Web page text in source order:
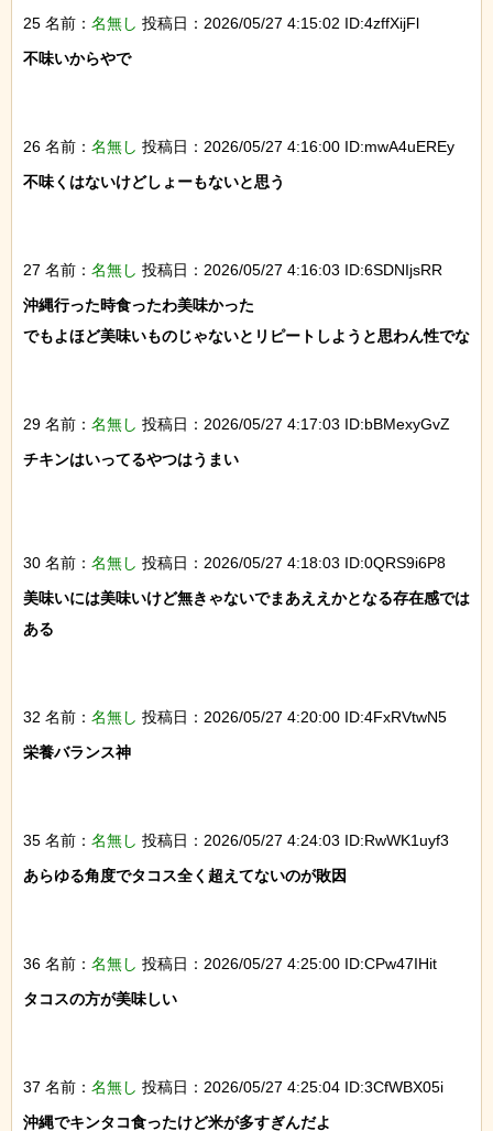
25 名前： 名無し 投稿日：2026/05/27 4:15:02 ID:4zffXijFl
不味いからやで
26 名前： 名無し 投稿日：2026/05/27 4:16:00 ID:mwA4uEREy
不味くはないけどしょーもないと思う
27 名前： 名無し 投稿日：2026/05/27 4:16:03 ID:6SDNIjsRR
沖縄行った時食ったわ美味かった
でもよほど美味いものじゃないとリピートしようと思わん性でな
29 名前： 名無し 投稿日：2026/05/27 4:17:03 ID:bBMexyGvZ
チキンはいってるやつはうまい
30 名前： 名無し 投稿日：2026/05/27 4:18:03 ID:0QRS9i6P8
美味いには美味いけど無きゃないでまあええかとなる存在感では
ある
32 名前： 名無し 投稿日：2026/05/27 4:20:00 ID:4FxRVtwN5
栄養バランス神
35 名前： 名無し 投稿日：2026/05/27 4:24:03 ID:RwWK1uyf3
あらゆる角度でタコス全く超えてないのが敗因
36 名前： 名無し 投稿日：2026/05/27 4:25:00 ID:CPw47IHit
タコスの方が美味しい
37 名前： 名無し 投稿日：2026/05/27 4:25:04 ID:3CfWBX05i
沖縄でキンタコ食ったけど米が多すぎんだよ